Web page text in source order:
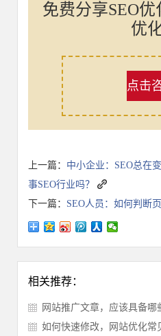
免费分享SEO优
优
点击
上一篇： 中小企业：SEO总在
事SEO行业吗？
下一篇： SEO人员：如何判断
相关推荐：
网站推广文章，应该具备哪
如何快速修改，网站优化常